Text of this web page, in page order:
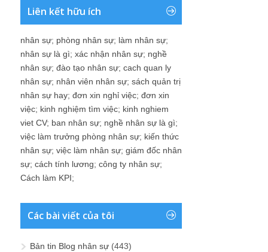
Liên kết hữu ích
nhân sự; phòng nhân sự; làm nhân sự;
nhân sự là gì; xác nhận nhân sự; nghề
nhân sự; đào tạo nhân sự; cach quan ly
nhân sự; nhân viên nhân sự; sách quản trị
nhân sự hay; đơn xin nghỉ việc; đơn xin
việc; kinh nghiệm tìm việc; kinh nghiem
viet CV; ban nhân sự; nghề nhân sự là gì;
việc làm trưởng phòng nhân sự; kiến thức
nhân sự; việc làm nhân sự; giám đốc nhân
sự; cách tính lương; công ty nhân sự;
Cách làm KPI;
Các bài viết của tôi
Bản tin Blog nhân sự (443)